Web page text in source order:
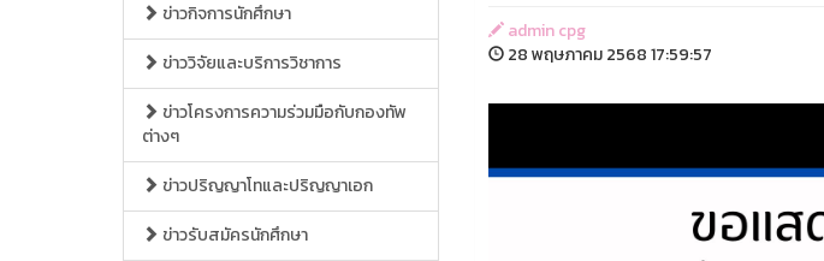
ข่าวกิจการนักศึกษา
ข่าววิจัยและบริการวิชาการ
ข่าวโครงการความร่วมมือกับกองทัพ
ต่างๆ
ข่าวปริญญาโทและปริญญาเอก
ข่าวรับสมัครนักศึกษา
admin cpg
28 พฤษภาคม 2568 17:59:57